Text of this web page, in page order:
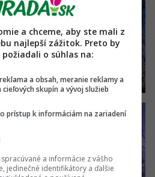
a chceme, aby ste mali z
najlepší zážitok. Preto by
požiadali o súhlas na:
a obsah, meranie reklamy a
skupín a vývoj služieb
prístup k informáciám na zariadení
a informácie z vášho
jedinečné identifikátory a ďalšie